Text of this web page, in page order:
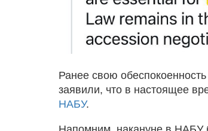
Ранее свою
заявили, что в настоящее
НАБУ.